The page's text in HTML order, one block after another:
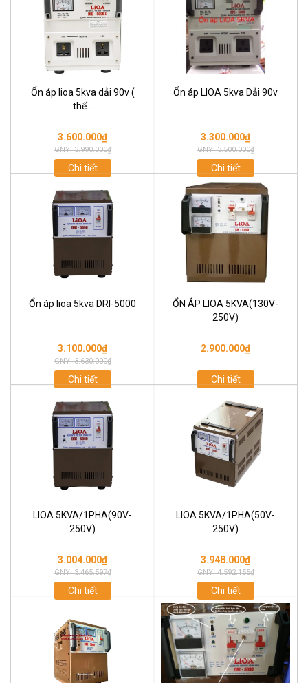
Ổn áp lioa 5kva dải 90v (
thế...
3.600.000₫
GNY: 3.990.000₫
Chi tiết
Ổn áp LIOA 5kva Dải 90v
3.300.000₫
GNY: 3.500.000₫
Chi tiết
Ổn áp lioa 5kva DRI-5000
3.100.000₫
GNY: 3.630.000₫
Chi tiết
ỔN ÁP LIOA 5KVA(130V-
250V)
2.900.000₫
Chi tiết
LIOA 5KVA/1PHA(90V-
250V)
3.004.000₫
GNY: 3.465.597₫
Chi tiết
LIOA 5KVA/1PHA(50V-
250V)
3.948.000₫
GNY: 4.592.155₫
Chi tiết